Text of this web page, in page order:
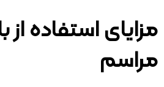
مزایای استفاده از
مراسم